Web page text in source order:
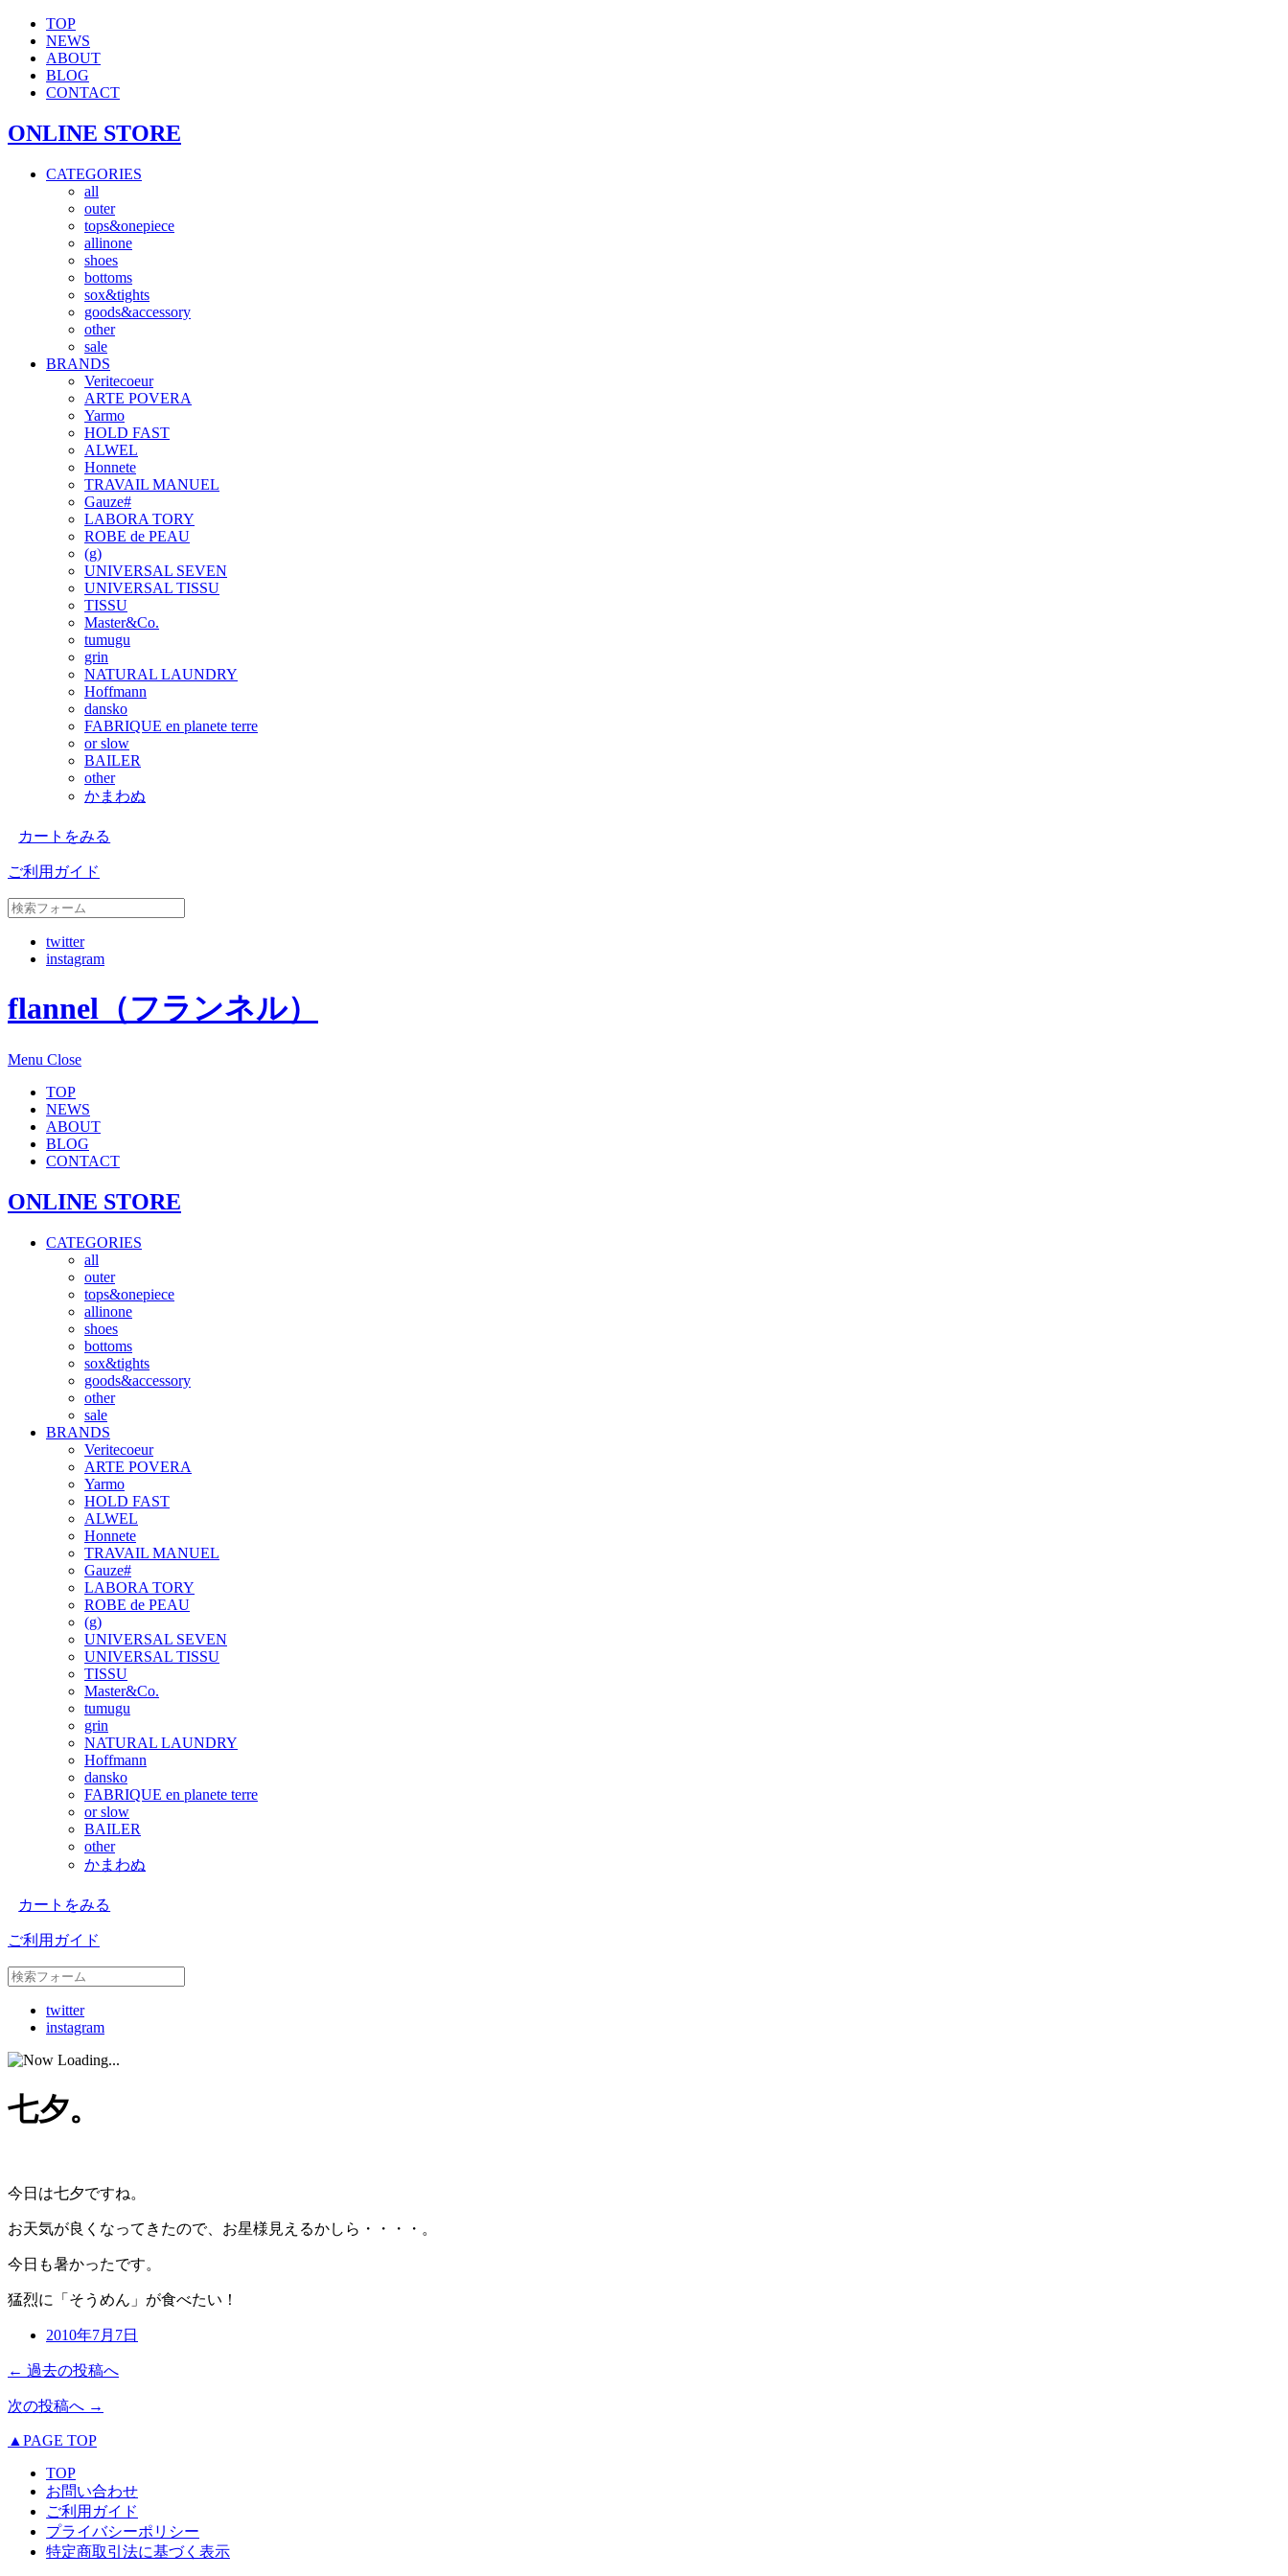
TOP
NEWS
ABOUT
BLOG
CONTACT
ONLINE STORE
CATEGORIES
all
outer
tops&onepiece
allinone
shoes
bottoms
sox&tights
goods&accessory
other
sale
BRANDS
Veritecoeur
ARTE POVERA
Yarmo
HOLD FAST
ALWEL
Honnete
TRAVAIL MANUEL
Gauze#
LABORA TORY
ROBE de PEAU
(g)
UNIVERSAL SEVEN
UNIVERSAL TISSU
TISSU
Master&Co.
tumugu
grin
NATURAL LAUNDRY
Hoffmann
dansko
FABRIQUE en planete terre
or slow
BAILER
other
かまわぬ
カートをみる
ご利用ガイド
twitter
instagram
flannel（フランネル）
Menu Close
TOP
NEWS
ABOUT
BLOG
CONTACT
ONLINE STORE
CATEGORIES
all
outer
tops&onepiece
allinone
shoes
bottoms
sox&tights
goods&accessory
other
sale
BRANDS
Veritecoeur
ARTE POVERA
Yarmo
HOLD FAST
ALWEL
Honnete
TRAVAIL MANUEL
Gauze#
LABORA TORY
ROBE de PEAU
(g)
UNIVERSAL SEVEN
UNIVERSAL TISSU
TISSU
Master&Co.
tumugu
grin
NATURAL LAUNDRY
Hoffmann
dansko
FABRIQUE en planete terre
or slow
BAILER
other
かまわぬ
カートをみる
ご利用ガイド
twitter
instagram
七夕。
今日は七夕ですね。
お天気が良くなってきたので、お星様見えるかしら・・・・。
今日も暑かったです。
猛烈に「そうめん」が食べたい！
2010年7月7日
← 過去の投稿へ
次の投稿へ →
▲PAGE TOP
TOP
お問い合わせ
ご利用ガイド
プライバシーポリシー
特定商取引法に基づく表示